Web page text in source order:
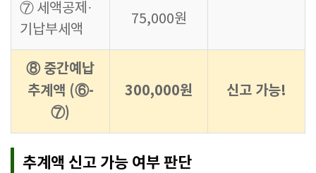
⑦ 세액공제·
기납부세액
75,000원
⑧ 중간예납
추계액 (⑥-
⑦)
300,000원 신고 가능!
추계액 신고 가능 여부 판단